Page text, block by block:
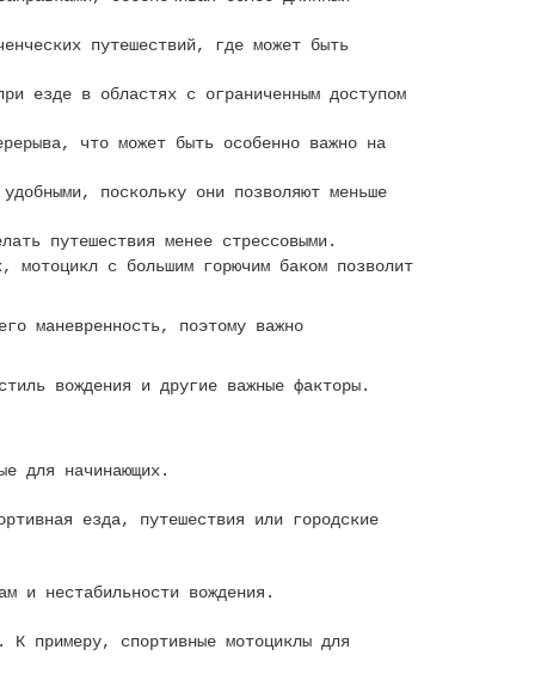
путешествий, где может быть
езде в областях с ограниченным доступом
что может быть особенно важно на
поскольку они позволяют меньше
путешествия менее стрессовыми.
с большим горючим баком позволит
маневренность, поэтому важно
вождения и другие важные факторы.
для начинающих.
езда, путешествия или городские
и нестабильности вождения.
К примеру, спортивные мотоциклы для